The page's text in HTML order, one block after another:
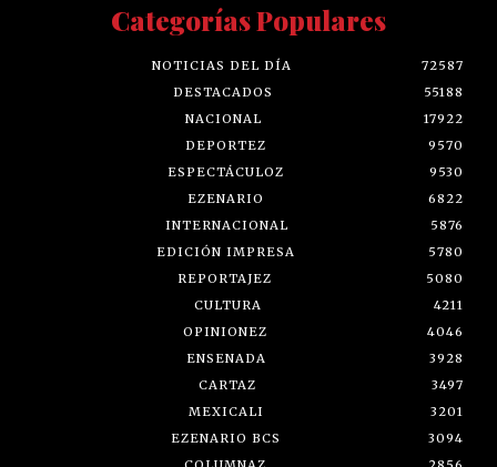
Categorías Populares
NOTICIAS DEL DÍA
72587
DESTACADOS
55188
NACIONAL
17922
DEPORTEZ
9570
ESPECTÁCULOZ
9530
EZENARIO
6822
INTERNACIONAL
5876
EDICIÓN IMPRESA
5780
REPORTAJEZ
5080
CULTURA
4211
OPINIONEZ
4046
ENSENADA
3928
CARTAZ
3497
MEXICALI
3201
EZENARIO BCS
3094